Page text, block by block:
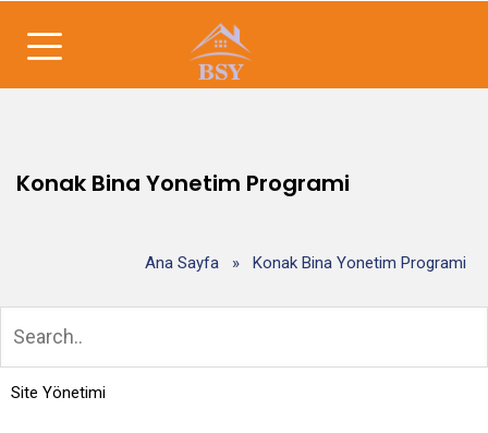
Konak Bina Yonetim Programi
Ana Sayfa » Konak Bina Yonetim Programi
Site Yönetimi